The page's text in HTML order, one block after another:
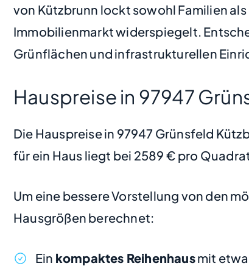
von Kützbrunn lockt sowohl Familien
Immobilienmarkt widerspiegelt.
Grünflächen und infrastrukturellen
Hauspreise in 97947
Die Hauspreise in 97947 Grünsfeld
für ein Haus liegt bei 2589 € pro
Um eine bessere Vorstellung von den
Hausgrößen berechnet:
Ein kompaktes Reihenhausmit